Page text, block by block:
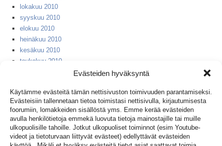
Evästeiden hyväksyntä
Käytämme evästeitä tämän nettisivuston toimivuuden parantamiseksi.
Evästeisiin tallennetaan tietoa toimistasi nettisivulla, kirjautumisesta
foorumiin, lomakkeiden sisällöstä yms. Emme kerää evästeiden
avulla henkilötietoja emmekä luovuta tietoja mainostajille tai muille
ulkopuolisille tahoille. Jotkut ulkopuoliset toiminnot (esim Youtube-
videot ja tietoturvaan liittyvät evästeet) edellyttävät evästeiden
lokakuu 2010
syyskuu 2010
elokuu 2010
heinäkuu 2010
kesäkuu 2010
toukokuu 2010
huhtikuu 2008
syyskuu 2007
huhtikuu 2006
huhtikuu 2005
huhtikuu 2004